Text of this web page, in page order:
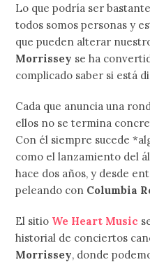
Lo que podría ser
todos somos personas y
que pueden alterar
Morrissey se ha
complicado saber si está
Cada que anuncia una
ellos no se termina
Con él siempre sucede
como el lanzamiento del
hace dos años, y desde
peleando con Columbia
El sitio We Heart Music
historial de conciertos
Morrissey, donde